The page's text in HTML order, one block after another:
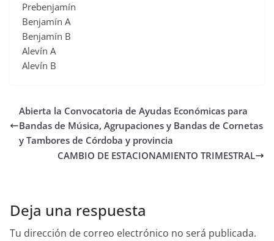
Prebenjamín
Benjamín A
Benjamín B
Alevín A
Alevín B
Abierta la Convocatoria de Ayudas Económicas para
Bandas de Música, Agrupaciones y Bandas de Cornetas
y Tambores de Córdoba y provincia
CAMBIO DE ESTACIONAMIENTO TRIMESTRAL
Deja una respuesta
Tu dirección de correo electrónico no será publicada.